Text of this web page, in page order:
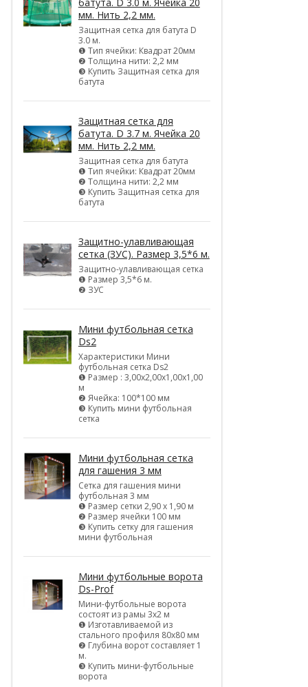
мм. Нить 2,2 мм.
Защитная сетка для батута D
3.0 м.
❶ Тип ячейки: Квадрат 20мм
❷ Толщина нити: 2,2 мм
❸ Купить Защитная сетка для
батута
Защитная сетка для
батута. D 3.7 м. Ячейка 20
мм. Нить 2,2 мм.
Защитная сетка для батута
❶ Тип ячейки: Квадрат 20мм
❷ Толщина нити: 2,2 мм
❸ Купить Защитная сетка для
батута
Защитно-улавливающая
сетка (ЗУС). Размер 3,5*6 м.
Защитно-улавливающая сетка
❶ Размер 3,5*6 м.
❷ ЗУС
Мини футбольная сетка
Ds2
Характеристики Мини
футбольная сетка Ds2
❶ Размер : 3,00х2,00х1,00х1,00
м
❷ Ячейка: 100*100 мм
❸ Купить мини футбольная
сетка
Мини футбольная сетка
для гашения 3 мм
Сетка для гашения мини
футбольная 3 мм
❶ Размер сетки 2,90 х 1,90 м
❷ Размер ячейки 100 мм
❸ Купить сетку для гашения
мини футбольная
Мини футбольные ворота
Ds-Prof
Мини-футбольные ворота
состоят из рамы 3х2 м
❶ Изготавливаемой из
стального профиля 80х80 мм
❷ Глубина ворот составляет 1
м.
❸ Купить мини-футбольные
ворота